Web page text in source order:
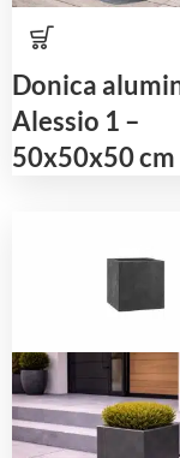
Donica
Alessio 1 –
50x50x50 cm